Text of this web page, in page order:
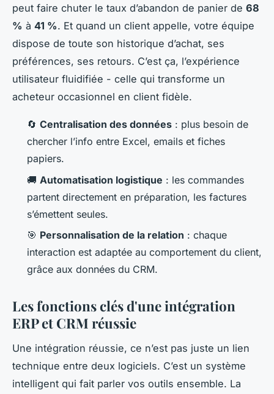
peut faire chuter le taux d’abandon de panier de 68
% à 41 %. Et quand un client appelle, votre équipe
dispose de toute son historique d’achat, ses
préférences, ses retours. C’est ça, l’expérience
utilisateur fluidifiée - celle qui transforme un
acheteur occasionnel en client fidèle.
🔄 Centralisation des données : plus besoin de
chercher l’info entre Excel, emails et fiches
papiers.
🚚 Automatisation logistique : les commandes
partent directement en préparation, les factures
s’émettent seules.
🎯 Personnalisation de la relation : chaque
interaction est adaptée au comportement du client,
grâce aux données du CRM.
Les fonctions clés d'une intégration
ERP et CRM réussie
Une intégration réussie, ce n’est pas juste un lien
technique entre deux logiciels. C’est un système
intelligent qui fait parler vos outils ensemble. La